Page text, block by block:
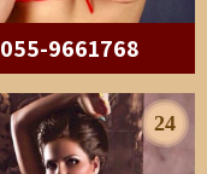
055-9661768
24